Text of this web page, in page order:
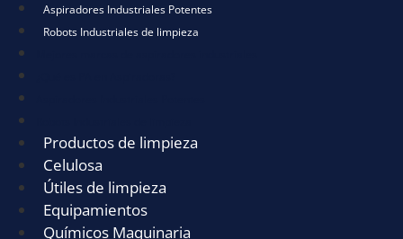
Aspiradores Industriales Potentes
Robots Industriales de limpieza
Productos de limpieza
Celulosa
Útiles de limpieza
Equipamientos
Químicos Maquinaria